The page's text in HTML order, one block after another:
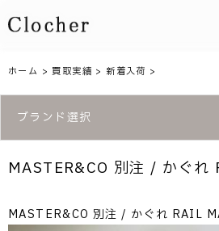
ホーム >買取実績 > 新着入荷 >
ブランド選択
MASTER&CO 別注 / かぐれ
MASTER&CO 別注 / かぐれ RAIL